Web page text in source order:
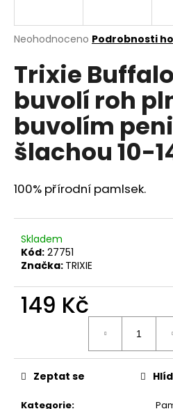
Průměrné
produktu
0,0
5
hvězdiček.
Neohodnoceno Podrobnosti
Trixie
buvolí roh
buvolím
šlachou 10-
100% přírodní pamlsek.
Skladem
Kód: 27751
Značka: TRIXIE
149 Kč
Kategorie:
Zeptat se
j
t
?
HLEDAT
D
o
p
o
r
u
e
m